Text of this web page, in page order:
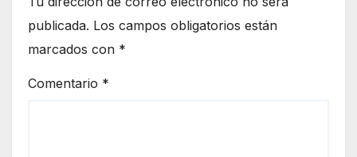
publicada. Los campos obligatorios están
marcados con *
Comentario *